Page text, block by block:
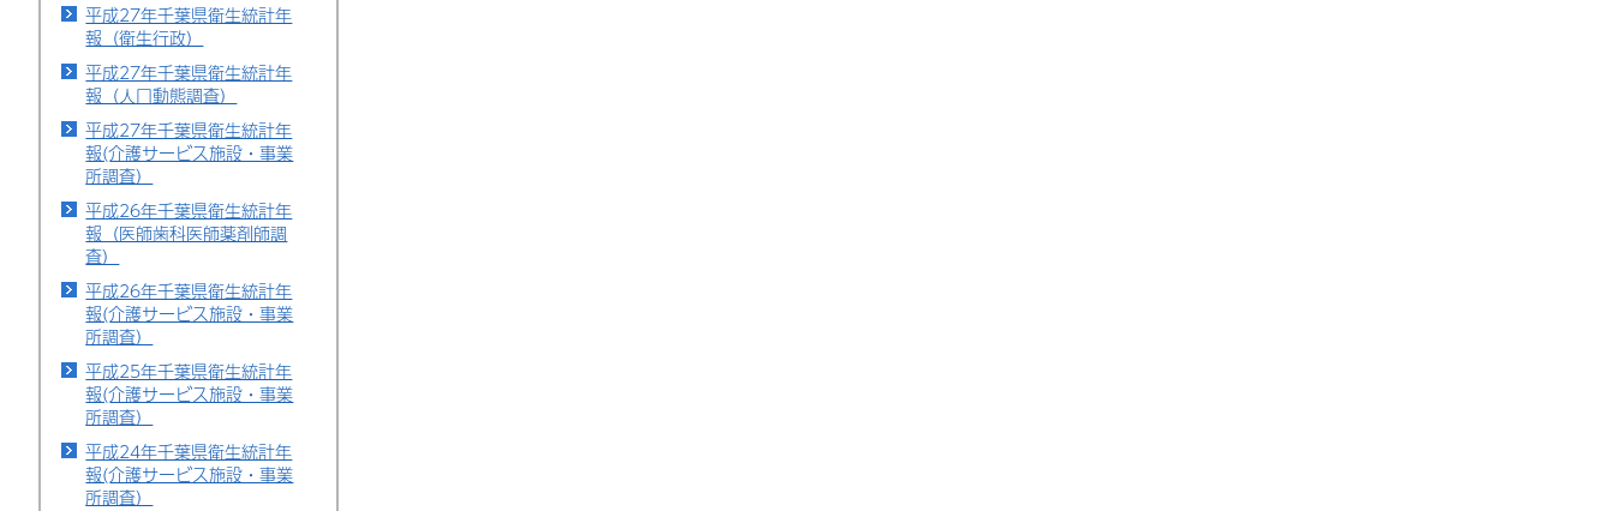
平成27年千葉県衛生統計年
報（衛生行政）
平成27年千葉県衛生統計年
報（人口動態調査）
平成27年千葉県衛生統計年
報(介護サービス施設・事業
所調査）
平成26年千葉県衛生統計年
報（医師歯科医師薬剤師調
査）
平成26年千葉県衛生統計年
報(介護サービス施設・事業
所調査）
平成25年千葉県衛生統計年
報(介護サービス施設・事業
所調査）
平成24年千葉県衛生統計年
報(介護サービス施設・事業
所調査）